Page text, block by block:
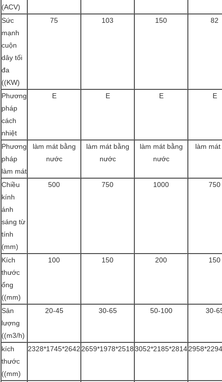
(ACV)
Sức
mạnh
cuộn
dây tối
đa
((KW)
75 103 150 82
Phương
pháp
cách
nhiệt
E E E E
Phương
pháp
làm mát
làm mát bằng
nước
làm mát bằng
nước
làm mát bằng
nước
làm mát
Chiều
kính
ánh
sáng từ
tính
(mm)
500 750 1000 750
Kích
thước
ống
((mm)
100 150 200 150
Sản
lượng
((m3/h)
20-45 30-65 50-100 30-
kích
thước
((mm)
2328*1745*26422659*1978*25183052*2185*2814